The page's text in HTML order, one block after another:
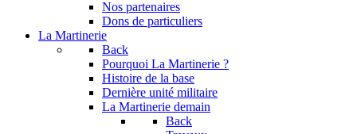
Nos partenaires
Dons de particuliers
La Martinerie
Back
Pourquoi La Martinerie ?
Histoire de la base
Dernière unité militaire
La Martinerie demain
Back